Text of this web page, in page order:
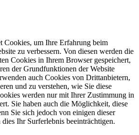
Cookies, um Ihre Erfahrung beim
zu verbessern. Von diesen werden die
Cookies in Ihrem Browser gespeichert,
der Grundfunktionen der Website
auch Cookies von Drittanbietern,
und zu verstehen, wie Sie diese
werden nur mit Ihrer Zustimmung in
Sie haben auch die Möglichkeit, diese
Sie sich jedoch von einigen dieser
Ihr Surferlebnis beeinträchtigen.